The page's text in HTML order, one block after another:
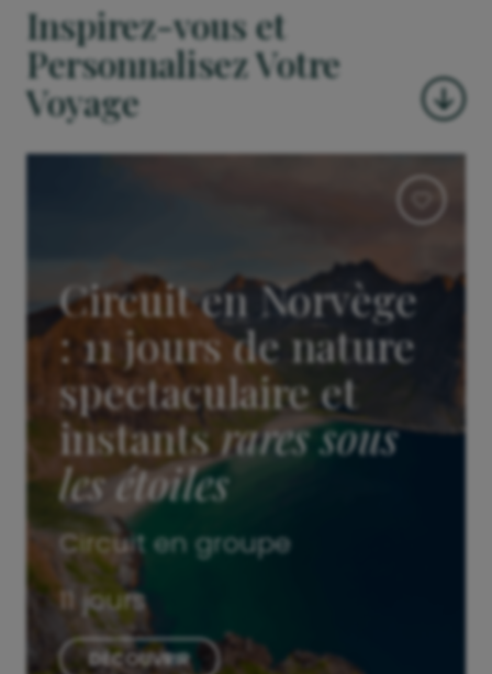
Inspirez-vous et
Personnalisez Votre
Voyage
Circuit en Norvège
: 11 jours de nature
spectaculaire et
instantsrares sous
les étoiles
Circuit en groupe
11 jours
DÉCOUVRIR